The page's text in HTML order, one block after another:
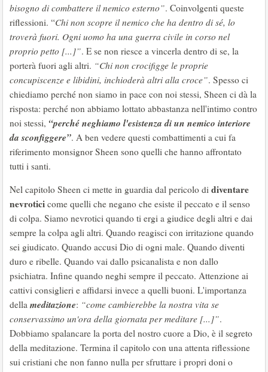
bisogno di combattere il nemico esterno”. Coinvolgenti queste
riflessioni. “Chi non scopre il nemico che ha dentro di sé, lo
troverà fuori. Ogni uomo ha una guerra civile in corso nel
proprio petto [...]”. E se non riesce a vincerla dentro di se, la
porterà fuori agli altri. “Chi non crocifigge le proprie
concupiscenze e libidini, inchioderà altri alla croce”. Spesso ci
chiediamo perché non siamo in pace con noi stessi, Sheen ci dà la
risposta: perché non abbiamo lottato abbastanza nell'intimo contro
noi stessi, “perché neghiamo l'esistenza di un nemico interiore
da sconfiggere”. A ben vedere questi combattimenti a cui fa
riferimento monsignor Sheen sono quelli che hanno affrontato
tutti i santi.
Nel capitolo Sheen ci mette in guardia dal pericolo di diventare
nevrotici come quelli che negano che esiste il peccato e il senso
di colpa. Siamo nevrotici quando ti ergi a giudice degli altri e dai
sempre la colpa agli altri. Quando reagisci con irritazione quando
sei giudicato. Quando accusi Dio di ogni male. Quando diventi
duro e ribelle. Quando vai dallo psicanalista e non dallo
psichiatra. Infine quando neghi sempre il peccato. Attenzione ai
cattivi consiglieri e affidarsi invece a quelli buoni. L'importanza
della meditazione: “come cambierebbe la nostra vita se
conservassimo un'ora della giornata per meditare [...]”.
Dobbiamo spalancare la porta del nostro cuore a Dio, è il segreto
della meditazione. Termina il capitolo con una attenta riflessione
sui cristiani che non fanno nulla per sfruttare i propri doni o